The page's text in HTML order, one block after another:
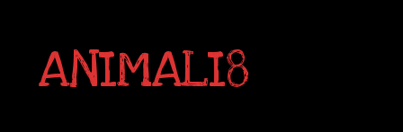
ANIMALI8